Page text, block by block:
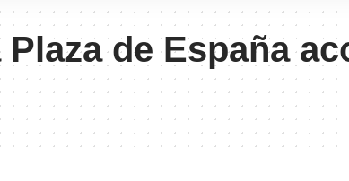
Plaza de España